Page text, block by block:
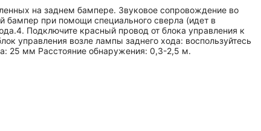
на заднем бампере. Звуковое сопровождение во
бампер при помощи специального сверла (идет в
Подключите красный провод от блока управления к
управления возле лампы заднего хода: воспользуйтесь
25 мм Расстояние обнаружения: 0,3-2,5 м.